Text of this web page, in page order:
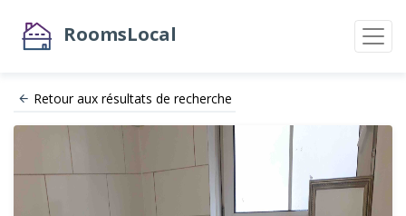
RoomsLocal
Retour aux résultats de recherche